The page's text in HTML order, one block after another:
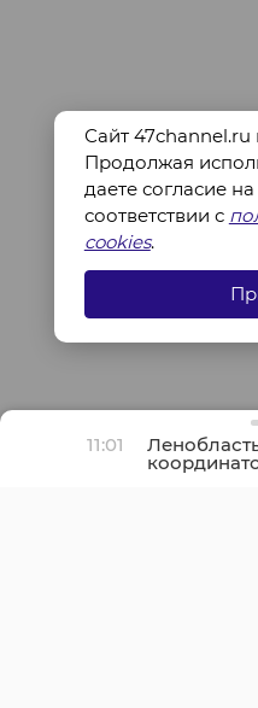
11:01
Сайт 47channel.ru
Продолжая
даете согласие
соответствии с
cookies.